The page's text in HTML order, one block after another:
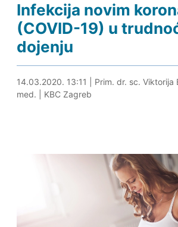
Infekcija novim
(COVID-19) u
dojenju
19.04.2021. 12:28
14.03.2020. 13:11
Prim. dr. sc. Viktorija
med.
KBC Zagreb